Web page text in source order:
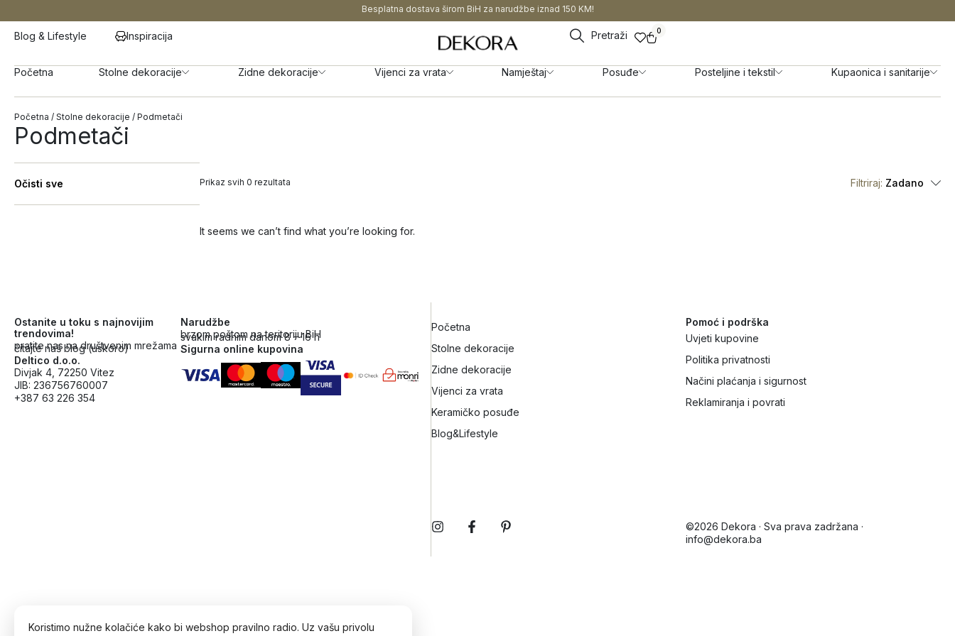
Besplatna dostava širom BiH za narudžbe iznad 150 KM!
Blog & Lifestyle Inspiracija Pretraži 0
Početna Stolne dekoracije Zidne dekoracije Vijenci za vrata Namještaj Posuđe Posteljine i tekstil Kupaonica i sanitarije
Početna / Stolne dekoracije / Podmetači
Podmetači
Očisti sve Filtriraj: Zadano
It seems we can’t find what you’re looking for.
Prikaz svih 0 rezultata
Ostanite u toku s najnovijim
trendovima!
pratite nas na društvenim mrežama
čitajte naš blog (uskoro)
Deltico d.o.o.
Divjak 4, 72250 Vitez
JIB: 236756760007
+387 63 226 354
Narudžbe
brzom poštom na teritoriju BiH
svakim radnim danom 8 – 16 h
Sigurna online kupovina
Početna
Stolne dekoracije
Zidne dekoracije
Vijenci za vrata
Keramičko posuđe
Blog&Lifestyle
Pomoć i podrška
Uvjeti kupovine
Politika privatnosti
Načini plaćanja i sigurnost
Reklamiranja i povrati
©2026 Dekora · Sva prava zadržana ·
info@dekora.ba
Koristimo nužne kolačiće kako bi webshop pravilno radio. Uz vašu privolu